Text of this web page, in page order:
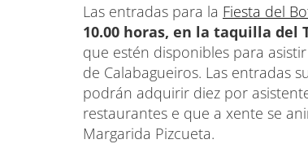
Las entradas para la Fiesta del
10.00 horas, en la taquilla del
que estén disponibles para
de Calabagueiros. Las entradas
podrán adquirir diez por
restaurantes e que a xente se
Margarida Pizcueta.